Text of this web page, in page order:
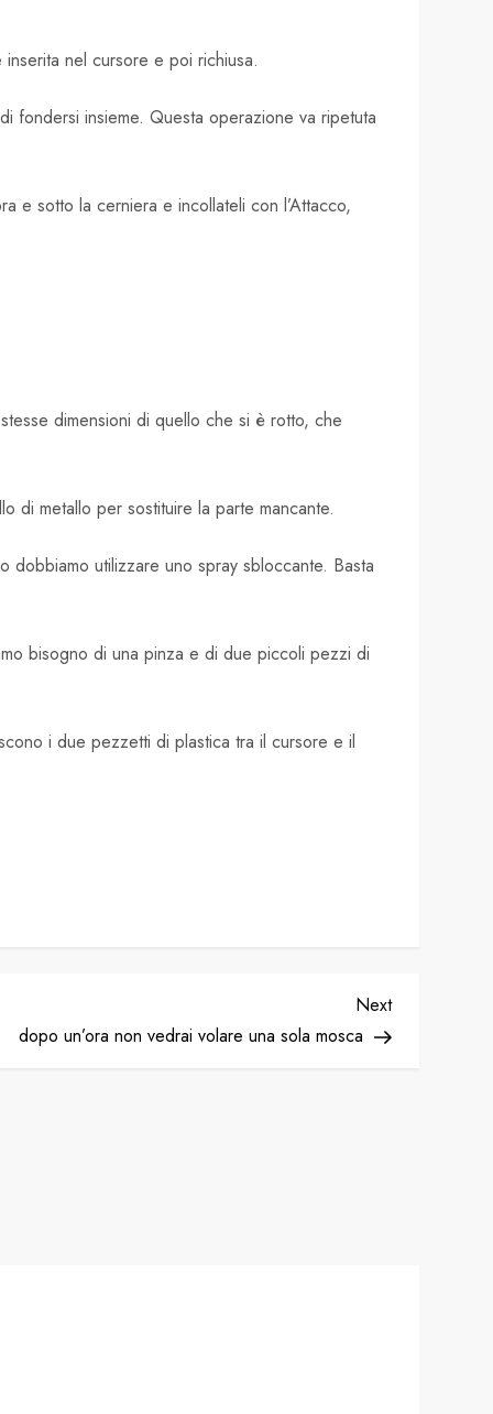
nel cursore e poi richiusa.
fondersi insieme. Questa operazione va ripetuta
e sotto la cerniera e incollateli con l’Attacco,
dimensioni di quello che si è rotto, che
di metallo per sostituire la parte mancante.
utilizzare uno spray sbloccante. Basta
bisogno di una pinza e di due piccoli pezzi di
i due pezzetti di plastica tra il cursore e il
Next
Post
Next
dopo un’ora non vedrai volare una sola mosca